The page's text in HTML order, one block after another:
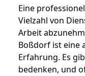
Eine
Vielzahl von
Arbeit
Boßdorf ist eine
Erfahrung. Es
bedenken, und